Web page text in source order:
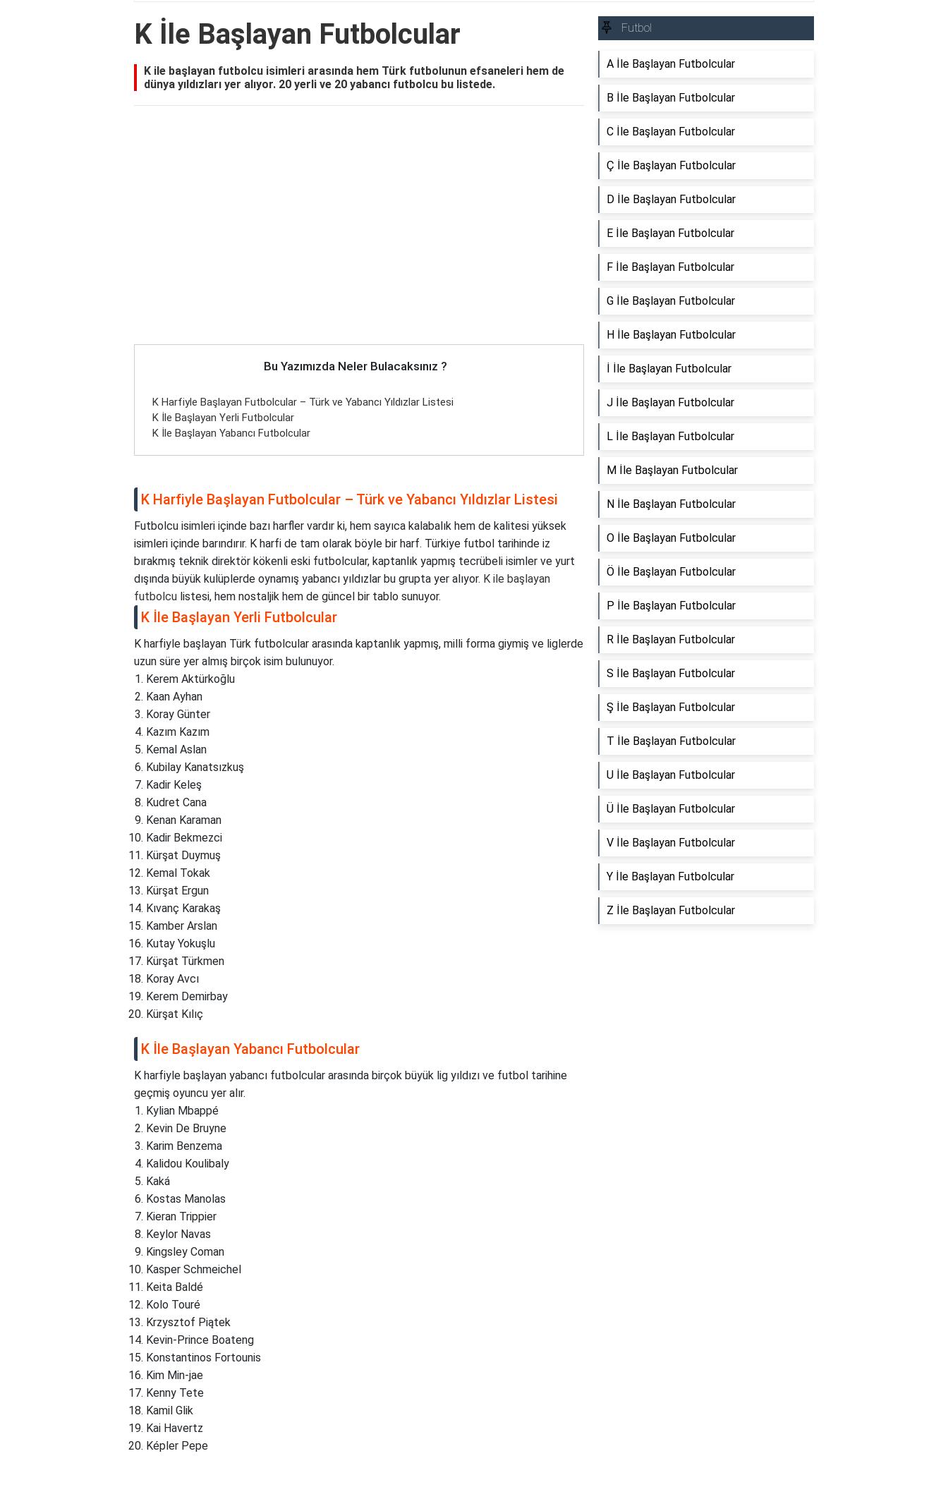
K İle Başlayan Futbolcular
K ile başlayan futbolcu isimleri arasında hem Türk futbolunun efsaneleri hem de
dünya yıldızları yer alıyor. 20 yerli ve 20 yabancı futbolcu bu listede.
Bu Yazımızda Neler Bulacaksınız ?
K Harfiyle Başlayan Futbolcular – Türk ve Yabancı Yıldızlar Listesi
K İle Başlayan Yerli Futbolcular
K İle Başlayan Yabancı Futbolcular
K Harfiyle Başlayan Futbolcular – Türk ve Yabancı Yıldızlar Listesi
Futbolcu isimleri içinde bazı harfler vardır ki, hem sayıca kalabalık hem de kalitesi yüksek
isimleri içinde barındırır. K harfi de tam olarak böyle bir harf. Türkiye futbol tarihinde iz
bırakmış teknik direktör kökenli eski futbolcular, kaptanlık yapmış tecrübeli isimler ve yurt
dışında büyük kulüplerde oynamış yabancı yıldızlar bu grupta yer alıyor. K ile başlayan
futbolcu listesi, hem nostaljik hem de güncel bir tablo sunuyor.
K İle Başlayan Yerli Futbolcular
K harfiyle başlayan Türk futbolcular arasında kaptanlık yapmış, milli forma giymiş ve liglerde
uzun süre yer almış birçok isim bulunuyor.
Kerem Aktürkoğlu
Kaan Ayhan
Koray Günter
Kazım Kazım
Kemal Aslan
Kubilay Kanatsızkuş
Kadir Keleş
Kudret Cana
Kenan Karaman
Kadir Bekmezci
Kürşat Duymuş
Kemal Tokak
Kürşat Ergun
Kıvanç Karakaş
Kamber Arslan
Kutay Yokuşlu
Kürşat Türkmen
Koray Avcı
Kerem Demirbay
Kürşat Kılıç
K İle Başlayan Yabancı Futbolcular
K harfiyle başlayan yabancı futbolcular arasında birçok büyük lig yıldızı ve futbol tarihine
geçmiş oyuncu yer alır.
Kylian Mbappé
Kevin De Bruyne
Karim Benzema
Kalidou Koulibaly
Kaká
Kostas Manolas
Kieran Trippier
Keylor Navas
Kingsley Coman
Kasper Schmeichel
Keita Baldé
Kolo Touré
Krzysztof Piątek
Kevin-Prince Boateng
Konstantinos Fortounis
Kim Min-jae
Kenny Tete
Kamil Glik
Kai Havertz
Képler Pepe
Futbol
A İle Başlayan Futbolcular
B İle Başlayan Futbolcular
C İle Başlayan Futbolcular
Ç İle Başlayan Futbolcular
D İle Başlayan Futbolcular
E İle Başlayan Futbolcular
F İle Başlayan Futbolcular
G İle Başlayan Futbolcular
H İle Başlayan Futbolcular
İ İle Başlayan Futbolcular
J İle Başlayan Futbolcular
L İle Başlayan Futbolcular
M İle Başlayan Futbolcular
N İle Başlayan Futbolcular
O İle Başlayan Futbolcular
Ö İle Başlayan Futbolcular
P İle Başlayan Futbolcular
R İle Başlayan Futbolcular
S İle Başlayan Futbolcular
Ş İle Başlayan Futbolcular
T İle Başlayan Futbolcular
U İle Başlayan Futbolcular
Ü İle Başlayan Futbolcular
V İle Başlayan Futbolcular
Y İle Başlayan Futbolcular
Z İle Başlayan Futbolcular